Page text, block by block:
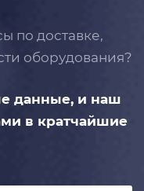
по доставке,
оборудования?
данные, и наш
в кратчайшие